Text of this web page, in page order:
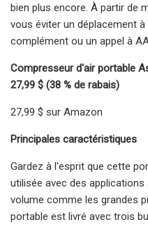
bien plus encore. À partir de
vous éviter un déplacement
complément ou un appel à
Compresseur d'air portable
27,99 $ (38 % de rabais)
27,99 $ sur Amazon
Principales caractéristiques
Gardez à l'esprit que cette
utilisée avec des
volume comme les grandes
portable est livré avec trois